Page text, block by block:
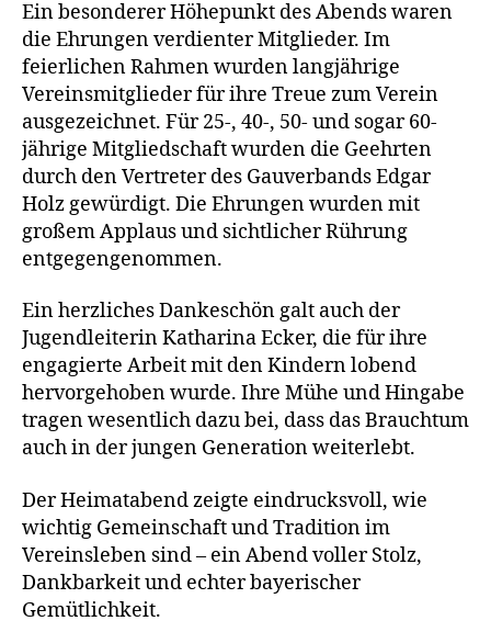
Ein besonderer Höhepunkt des Abends waren
die Ehrungen verdienter Mitglieder. Im
feierlichen Rahmen wurden langjährige
Vereinsmitglieder für ihre Treue zum Verein
ausgezeichnet. Für 25-, 40-, 50- und sogar 60-
jährige Mitgliedschaft wurden die Geehrten
durch den Vertreter des Gauverbands Edgar
Holz gewürdigt. Die Ehrungen wurden mit
großem Applaus und sichtlicher Rührung
entgegengenommen.
Ein herzliches Dankeschön galt auch der
Jugendleiterin Katharina Ecker, die für ihre
engagierte Arbeit mit den Kindern lobend
hervorgehoben wurde. Ihre Mühe und Hingabe
tragen wesentlich dazu bei, dass das Brauchtum
auch in der jungen Generation weiterlebt.
Der Heimatabend zeigte eindrucksvoll, wie
wichtig Gemeinschaft und Tradition im
Vereinsleben sind – ein Abend voller Stolz,
Dankbarkeit und echter bayerischer
Gemütlichkeit.